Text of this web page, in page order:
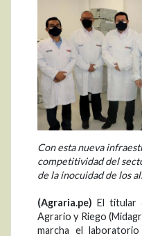
Con esta nueva
competitividad del
de la inocuidad de los
(Agraria.pe) El titular
Agrario y Riego
marcha el